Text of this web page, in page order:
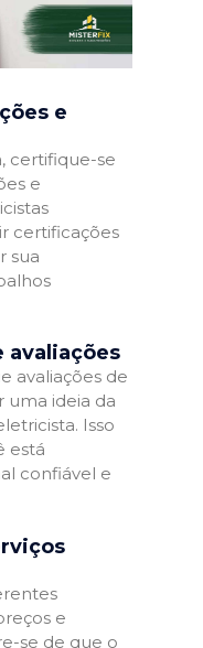
e
certifique-se
e
certificações
sua
avaliações
avaliações de
uma ideia da
Isso
está
confiável e
e
se de que o